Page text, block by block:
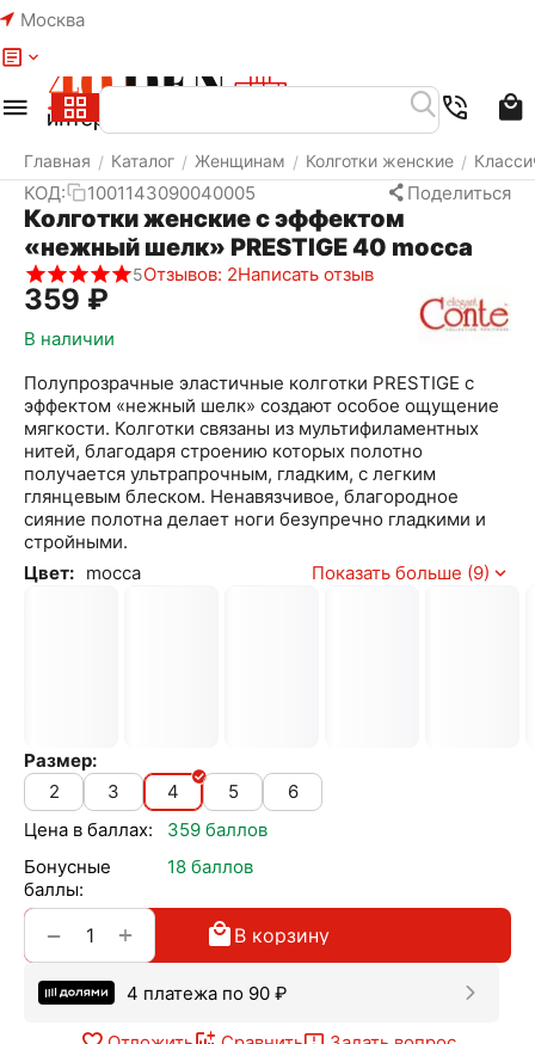
Москва
Главная / Каталог / Женщинам / Колготки женские /
КОД: 1001143090040005 Поделиться
Колготки женские с эффектом
«нежный шелк» PRESTIGE 40 mocca
5Отзывов: 2Написать отзыв
‍359‍ ₽
В наличии
Полупрозрачные эластичные колготки PRESTIGE с
эффектом «нежный шелк» создают особое ощущение
мягкости. Колготки связаны из мультифиламентных
нитей, благодаря строению которых полотно
получается ультрапрочным, гладким, с легким
глянцевым блеском. Ненавязчивое, благородное
сияние полотна делает ноги безупречно гладкими и
стройными.
Цвет: mocca Показать больше (9)
Размер:
2
3 4 5
6
Цена в баллах:
359 баллов
Бонусные
баллы:
18 баллов
+
− В корзину
4 платежа по 90 ₽
Меню